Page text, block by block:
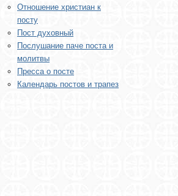
Отношение христиан к
посту
Пост духовный
Послушание паче поста и
молитвы
Пресса о посте
Календарь постов и трапез